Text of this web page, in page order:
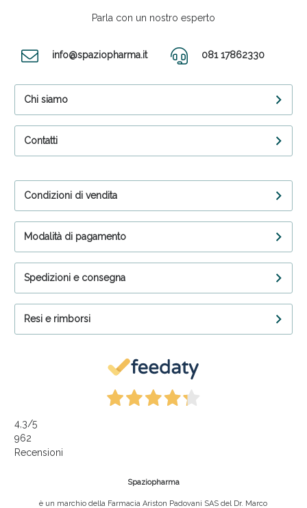
Parla con un nostro esperto
info@spaziopharma.it 081 17862330
Chi siamo
Contatti
Condizioni di vendita
Modalità di pagamento
Spedizioni e consegna
Resi e rimborsi
4,3/5
962
Recensioni
Spaziopharma
è un marchio della Farmacia Ariston Padovani SAS del Dr. Marco